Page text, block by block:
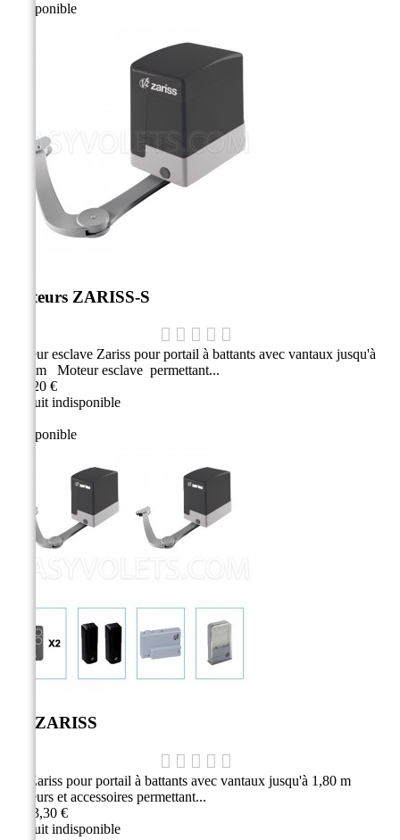
Indisponible
Moteurs ZARISS-S
Moteur esclave Zariss pour portail à battants avec vantaux jusqu'à
1,80 m Moteur esclave permettant...
584,20 €
Produit indisponible
Indisponible
Kit ZARISS
Kit Zariss pour portail à battants avec vantaux jusqu'à 1,80 m
Moteurs et accessoires permettant...
1 583,30 €
Produit indisponible